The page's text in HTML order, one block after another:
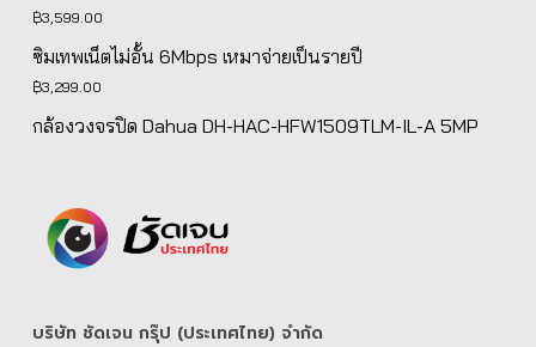
฿3,599.00
ซิมเทพเน็ตไม่อั้น 6Mbps เหมาจ่ายเป็นรายปี
฿3,299.00
กล้องวงจรปิด Dahua DH-HAC-HFW1509TLM-IL-A 5MP
บริษัท ชัดเจน กรุ๊ป (ประเทศไทย) จํากัด